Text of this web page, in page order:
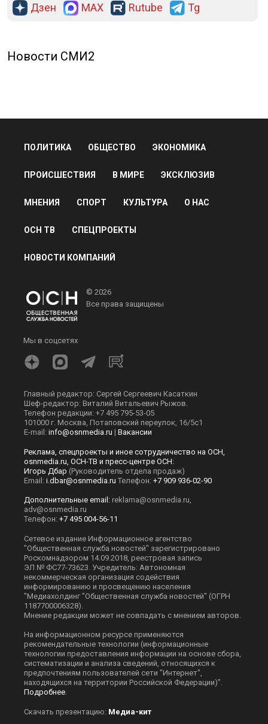
Дзен MAX Rutube Tg
Новости СМИ2
ПОЛИТИКА ОБЩЕСТВО ЭКОНОМИКА
ПРОИСШЕСТВИЯ В МИРЕ ЭКСКЛЮЗИВ
МНЕНИЯ СПОРТ КУЛЬТУРА О НАС
ОСН ТВ СПЕЦПРОЕКТЫ
НОВОСТИ КОМПАНИЙ
© 2026
Все права защищены
Мы в соцсетях
Главный редактор: Сергей Сергеевич Касаткин
Шеф-редактор: Виталий Витальевич Рыжов.
Телефон редакции: +7 495 795-53-05
101000 г. Москва, Потаповский переулок, 16/5с1
E-mail: info@osnmedia.ru | Вакансии
Реклама, спецпроекты и иное сотрудничество на ОСН,
osnmedia.ru, ОСН-ТВ и пресс-центре ОСН:
Игорь Дбар (Руководитель отдела продаж)
Email: i.dbar@osnmedia.ru Телефон: +7 909 936-02-90
Дополнительные email: reklama@osnmedia.ru
adv@osnmedia.ru
Телефон: +7 495 004-56-11
Сетевое издание Информационное агентство
"Общественная служба новостей" зарегистрировано
Роскомнадзором 14.09.2018, реестровая запись
ЭЛ № ФС77-73623. Учредитель: Автономная
некоммерческая организация содействия
информированию и просвещению населения
"Медиахолдинг "Общественная служба новостей" (ОГРН
1187700006328).
Мнение редакции может не совпадать с мнением авторов.
На информационном ресурсе применяются
рекомендательные технологии (информационные
технологии предоставления информации на основе сбора,
систематизации и анализа сведений, относящихся к
предпочтениям пользователей сети "Интернет",
находящихся на территории Российской Федерации)".
Подробнее
Скачать презентацию: Медиа-кит